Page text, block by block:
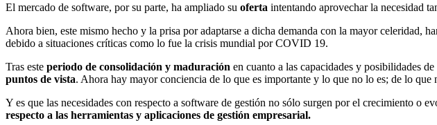
El mercado de software, por su parte, ha ampliado su oferta intentando aprovechar la necesidad
Ahora bien, este mismo hecho y la prisa por adaptarse a dicha demanda con la mayor celeridad,
debido a situaciones críticas como lo fue la crisis mundial por COVID 19.
Tras este periodo de consolidación y maduración en cuanto a las capacidades y posibilidades
puntos de vista. Ahora hay mayor conciencia de lo que es importante y lo que no lo es; de lo
Y es que las necesidades con respecto a software de gestión no sólo surgen por el crecimiento o
respecto a las herramientas y aplicaciones de gestión empresarial.